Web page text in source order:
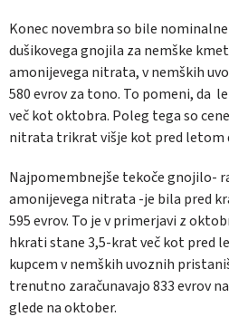
Konec novembra so bile
dušikovega gnojila za nemške
amonijevega nitrata, v nemških
580 evrov za tono. To pomeni, da
več kot oktobra. Poleg tega so
nitrata trikrat višje kot pred letom
Najpomembnejše tekoče gnojilo-
amonijevega nitrata -je bila pred
595 evrov. To je v primerjavi z
hkrati stane 3,5-krat več kot pred
kupcem v nemških uvoznih
trenutno zaračunavajo 833 evrov
glede na oktober.